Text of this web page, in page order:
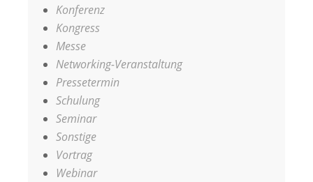
Konferenz
Kongress
Messe
Networking-Veranstaltung
Pressetermin
Schulung
Seminar
Sonstige
Vortrag
Webinar